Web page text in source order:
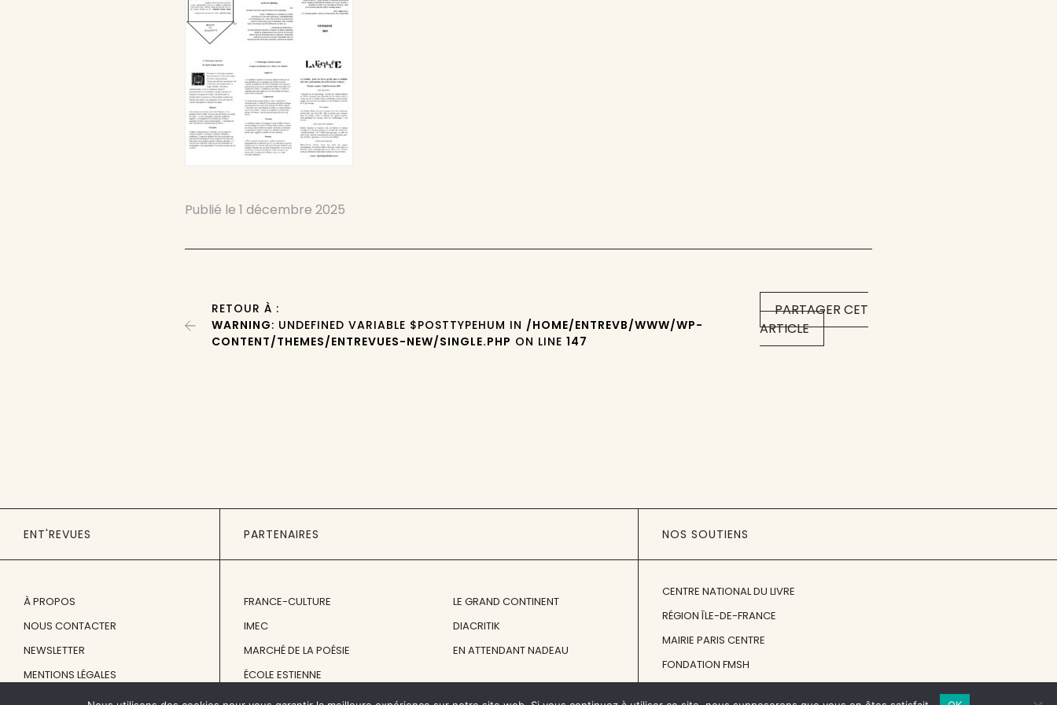
Publié le1 décembre 2025
PARTAGER CET
ARTICLE
RETOUR À :
WARNING: UNDEFINED VARIABLE $POSTTYPEHUM IN /HOME/ENTREVB/WWW/WP-
CONTENT/THEMES/ENTREVUES-NEW/SINGLE.PHP ON LINE147
ENT'REVUES
À PROPOS
NOUS CONTACTER
NEWSLETTER
MENTIONS LÉGALES
PARTENAIRES
FRANCE-CULTURE
IMEC
MARCHÉ DE LA POÉSIE
ÉCOLE ESTIENNE
LE GRAND CONTINENT
DIACRITIK
EN ATTENDANT NADEAU
NOS SOUTIENS
CENTRE NATIONAL DU LIVRE
RÉGION ÎLE-DE-FRANCE
MAIRIE PARIS CENTRE
FONDATION FMSH